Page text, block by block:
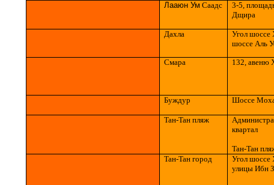
Лааюн Ум Саадс
3-5,
Дщирa
Дахлa Угол шоссе
шоссе Аль
Смара 132, авеню
Буждур
Шоссе Mo
Taн-Taн пляж
квартал
Taн-Taн
Taн-Taн город Угол шоссе
улицы Ибн